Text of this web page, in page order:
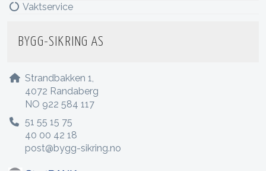
Vaktservice
BYGG-SIKRING AS
Strandbakken 1,
4072 Randaberg
NO 922 584 117
51 55 15 75
40 00 42 18
post@bygg-sikring.no